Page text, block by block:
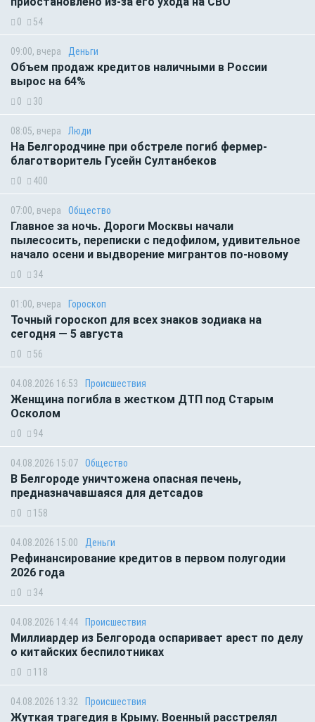
0 54
09:00, вчера Деньги
Объем продаж кредитов наличными в России
вырос на 64%
0 30
08:05, вчера Люди
На Белгородчине при обстреле погиб фермер-
благотворитель Гусейн Султанбеков
0 400
07:00, вчера Общество
Главное за ночь. Дороги Москвы начали
пылесосить, переписки с педофилом, удивительное
начало осени и выдворение мигрантов по-новому
0 34
01:00, вчера Гороскоп
Точный гороскоп для всех знаков зодиака на
сегодня — 5 августа
0 56
04.08.2026 16:53 Происшествия
Женщина погибла в жестком ДТП под Старым
Осколом
0 94
04.08.2026 15:07 Общество
В Белгороде уничтожена опасная печень,
предназначавшаяся для детсадов
0 158
04.08.2026 15:00 Деньги
Рефинансирование кредитов в первом полугодии
2026 года
0 34
04.08.2026 14:44 Происшествия
Миллиардер из Белгорода оспаривает арест по делу
о китайских беспилотниках
0 118
04.08.2026 13:32 Происшествия
Жуткая трагедия в Крыму. Военный расстрелял